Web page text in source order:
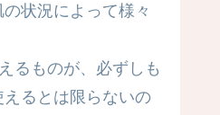
状況によって様々
るものが、必ずしも
るとは限らないの